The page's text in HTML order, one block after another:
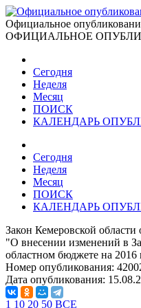
Официальное
ОФИЦИАЛЬНОЕ
Сегодня
Неделя
Месяц
ПОИСК
КАЛЕНДАРЬ
Сегодня
Неделя
Месяц
ПОИСК
КАЛЕНДАРЬ
Закон Кемеровской
"О внесении изменений в
областном бюджете на 2016
Номер опубликования:
Дата опубликования:
1 10 20 50 ВСЕ